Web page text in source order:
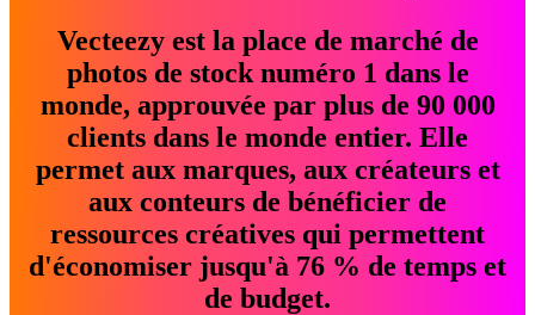
Vecteezy est la place de marché de
photos de stock numéro 1 dans le
monde, approuvée par plus de 90 000
clients dans le monde entier. Elle
permet aux marques, aux créateurs et
aux conteurs de bénéficier de
ressources créatives qui permettent
d'économiser jusqu'à 76 % de temps et
de budget.